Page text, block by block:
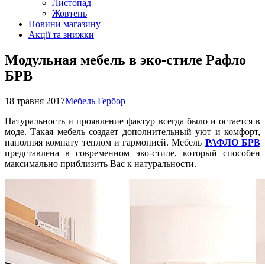
Листопад
Жовтень
Новини магазину
Акції та знижки
Модульная мебель в эко-стиле Рафло
БРВ
18 травня 2017Мебель Гербор
Натуральность и проявление фактур всегда было и остается в
моде. Такая мебель создает дополнительный уют и комфорт,
наполняя комнату теплом и гармонией. Мебель РАФЛО БРВ
представлена в современном эко-стиле, который способен
максимально приблизить Вас к натуральности.